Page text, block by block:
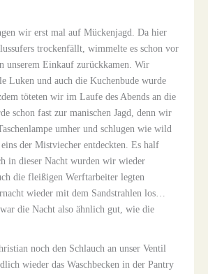
wir erst mal auf Mückenjagd. Da hier
trockenfällt, wimmelte es schon vor
unserem Einkauf zurückkamen. Wir
Luken und auch die Kuchenbude wurde
töteten wir im Laufe des Abends an die
schon fast zur manischen Jagd, denn wir
umher und schlugen wie wild
der Mistviecher entdeckten. Es half
in dieser Nacht wurden wir wieder
die fleißigen Werftarbeiter legten
wieder mit dem Sandstrahlen los…
die Nacht also ähnlich gut, wie die
noch den Schlauch an unser Ventil
wieder das Waschbecken in der Pantry